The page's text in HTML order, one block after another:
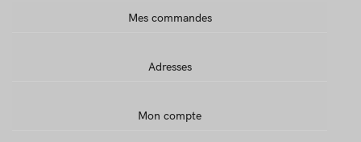
Mes commandes
Adresses
Mon compte